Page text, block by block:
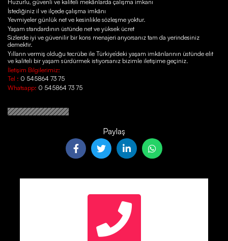
Huzurlu, güvenli ve kaliteli mekânlarda çalışma imkanı
İstediğiniz il ve ilçede çalışma imkânı
Yevmiyeler günlük net ve kesinlikle sözleşme yoktur.
Yaşam standardının üstünde net ve yüksek ücret
Sizlerde iyi ve güvenilir bir kons menajeri arıyorsanız tam da yerindesiniz
demektir.
Yılların vermiş olduğu tecrübe ile Türkiye’deki yaşam imkânlarının üstünde elit
ve kaliteli bir yaşam sürdürmek istiyorsanız bizimle iletişime geçiniz.
İletişim Bilgilerimiz:
Tel : 0 545864 73 75
Whatsapp: 0 545864 73 75
Paylaş